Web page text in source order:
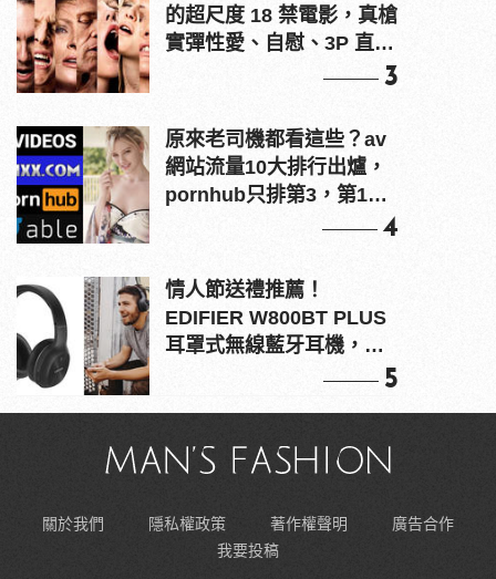
的超尺度 18 禁電影，真槍
實彈性愛、自慰、3P 直接
3
原來老司機都看這些？av
網站流量10大排行出爐，
pornhub只排第3，第1名
4
情人節送禮推薦！
EDIFIER W800BT PLUS
耳罩式無線藍牙耳機，在
5
關於我們 隱私權政策 著作權聲明
廣告合作
我要投稿